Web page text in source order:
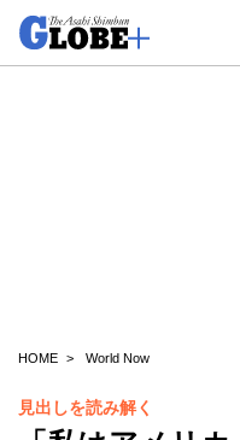
HOME World Now
見出しを読み解く